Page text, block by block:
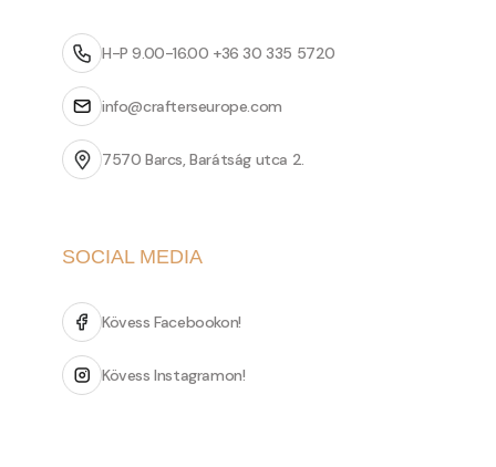
H-P 9.00-16.00 +36 30 335 5720
info@crafterseurope.com
7570 Barcs, Barátság utca 2.
SOCIAL MEDIA
Kövess Facebookon!
Kövess Instagramon!